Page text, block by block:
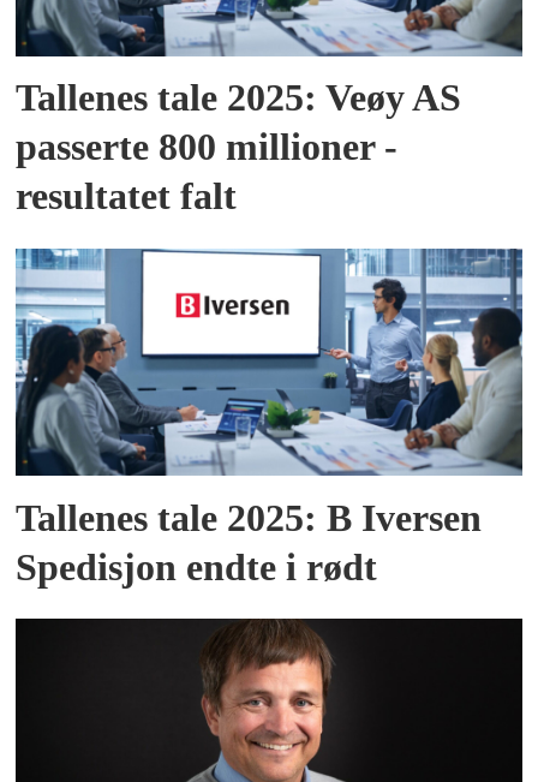
Tallenes tale 2025: Veøy AS
passerte 800 millioner -
resultatet falt
Tallenes tale 2025: B Iversen
Spedisjon endte i rødt